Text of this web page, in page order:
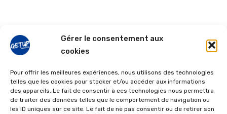
Gérer le consentement aux
cookies
Pour offrir les meilleures expériences, nous utilisons des technologies
telles que les cookies pour stocker et/ou accéder aux informations
des appareils. Le fait de consentir à ces technologies nous permettra
de traiter des données telles que le comportement de navigation ou
les ID uniques sur ce site. Le fait de ne pas consentir ou de retirer son